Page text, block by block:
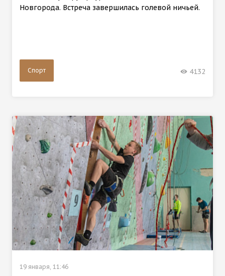
Новгорода. Встреча завершилась голевой ничьей.
Спорт 4132
19 января, 11:46